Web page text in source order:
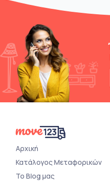
Αρχική
Κατάλογος Μεταφορικών
Το Blog μας